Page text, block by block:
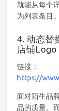
就能从每个
为列表条目。
4. 动态替
店铺Logo
链接：
https://
面对陌生品
品的质量。